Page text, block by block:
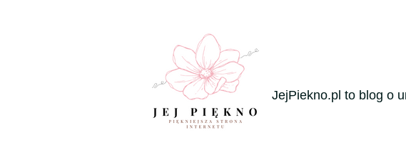
JejPiekno.pl to blog o